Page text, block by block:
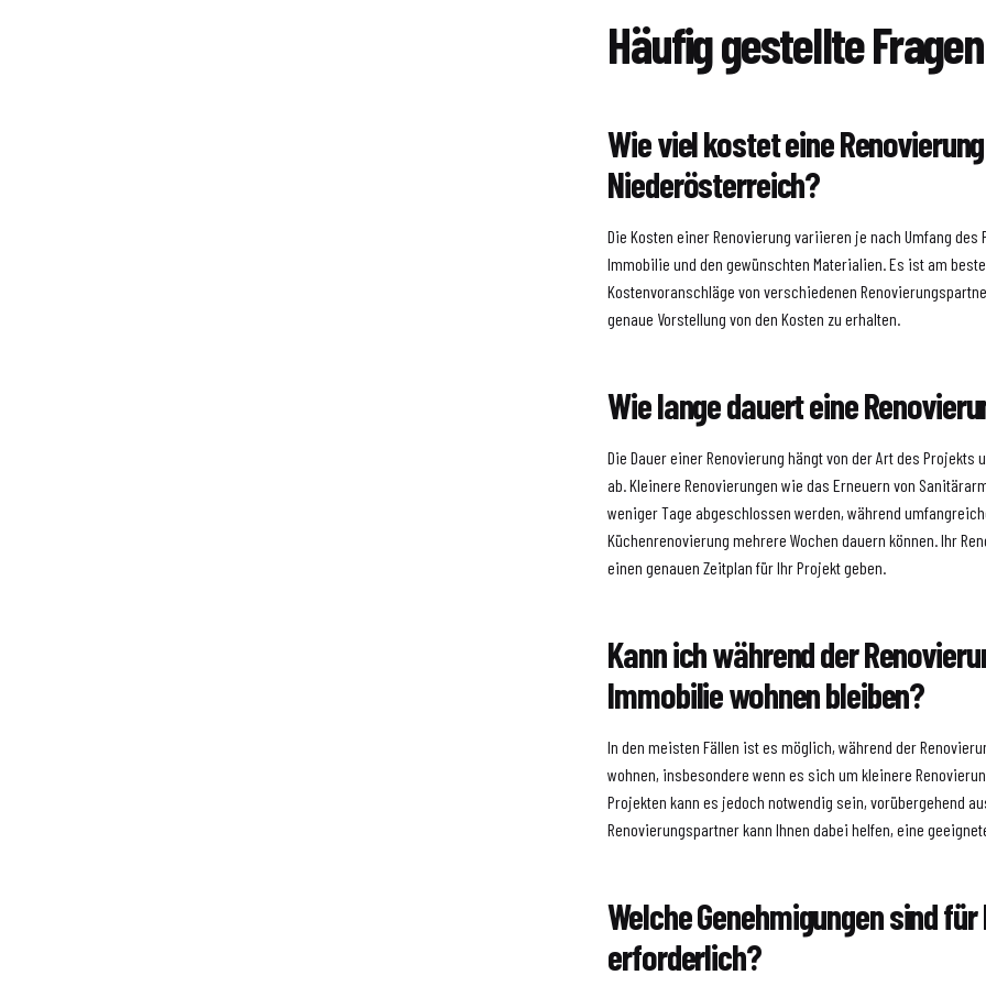
Häufig gestellte Fragen
Wie viel kostet eine Renovierung
Niederösterreich?
Die Kosten einer Renovierung variieren je nach Umfang des
Immobilie und den gewünschten Materialien. Es ist am
Kostenvoranschläge von verschiedenen
genaue Vorstellung von den Kosten zu erhalten.
Wie lange dauert eine
Die Dauer einer Renovierung hängt von der Art des Projekts
ab. Kleinere Renovierungen wie das Erneuern von
weniger Tage abgeschlossen werden, während
Küchenrenovierung mehrere Wochen dauern können. Ihr
einen genauen Zeitplan für Ihr Projekt geben.
Kann ich während der
Immobilie wohnen bleiben?
In den meisten Fällen ist es möglich, während der
wohnen, insbesondere wenn es sich um kleinere
Projekten kann es jedoch notwendig sein, vorübergehend
Renovierungspartner kann Ihnen dabei helfen, eine
Welche Genehmigungen sind für
erforderlich?